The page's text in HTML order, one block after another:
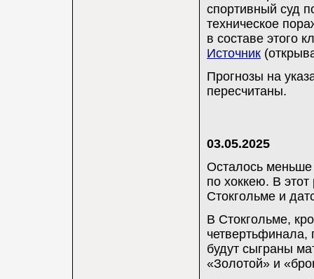
спортивный суд
техническое
в составе этого
Источник
Прогнозы на
пересчитаны.
03.05.2025
Осталось меньше
по хоккею. В
Стокгольме и
В Стокгольме,
будут сыграны
«Золотой» и